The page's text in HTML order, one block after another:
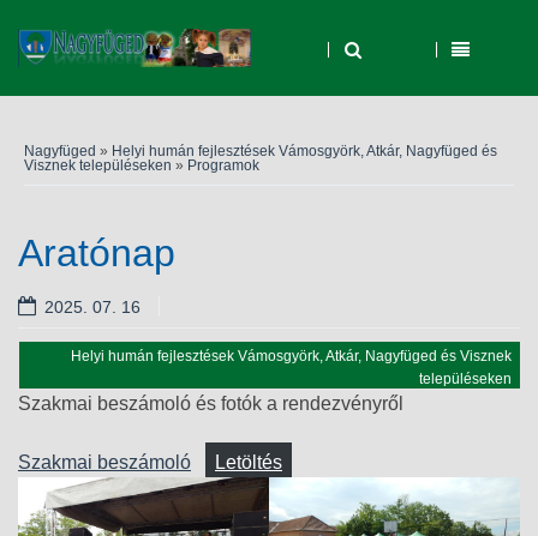
Nagyfüged » Helyi humán fejlesztések Vámosgyörk, Atkár, Nagyfüged és
Visznek településeken » Programok
Aratónap
2025. 07. 16
Helyi humán fejlesztések Vámosgyörk, Atkár, Nagyfüged és Visznek
településeken
Programok
Szakmai beszámoló és fotók a rendezvényről
Szakmai beszámoló Letöltés